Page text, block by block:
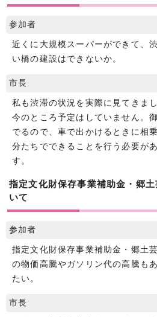
参加者
近くに大規模スーパーができて、
い橋の建設はできないか。
市長
私も渋滞の状況を実際に見てきま
今のところ予定はしていません。
でるので、車で出かけるときに相
分たちでできることを行う必要が
す。
指定文化財保存事業補助金・郷
いて
参加者
指定文化財保存事業補助金・郷土
の物価高騰やガソリン代の高騰も
たい。
市長